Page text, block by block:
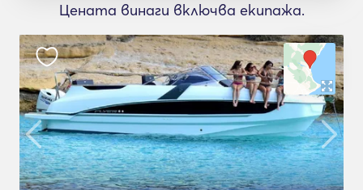
Цената винаги включва екипажа.